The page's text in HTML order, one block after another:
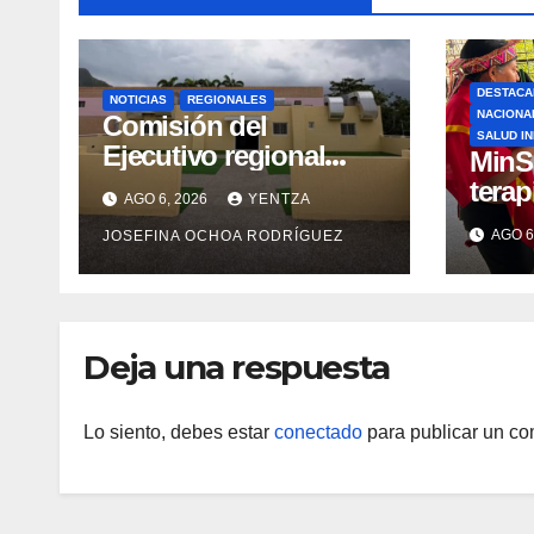
NOTICIAS REGIONALES
Comisión del
Ejecutivo regional
inspeccionó obras de
recuperación en la
Maternidad Integral
Aragua
AGO 6, 2026 YENTZA
JOSEFINA OCHOA RODRÍGUEZ
SALUD
AGO
Deja una respuesta
Lo siento, debes estar conectado para publicar un